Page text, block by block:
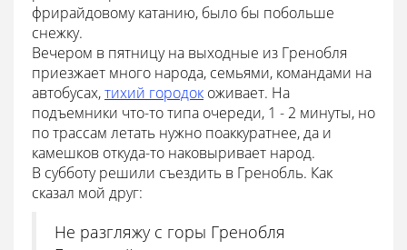
фрирайдовому катанию, было бы побольше
снежку.
Вечером в пятницу на выходные из Гренобля
приезжает много народа, семьями, командами на
автобусах,тихий городок оживает. На
подъемники что-то типа очереди, 1 - 2 минуты, но
по трассам летать нужно поаккуратнее, да и
камешков откуда-то наковыривает народ.
В субботу решили съездить в Гренобль. Как
сказал мой друг:
Не разгляжу с горы Гренобля